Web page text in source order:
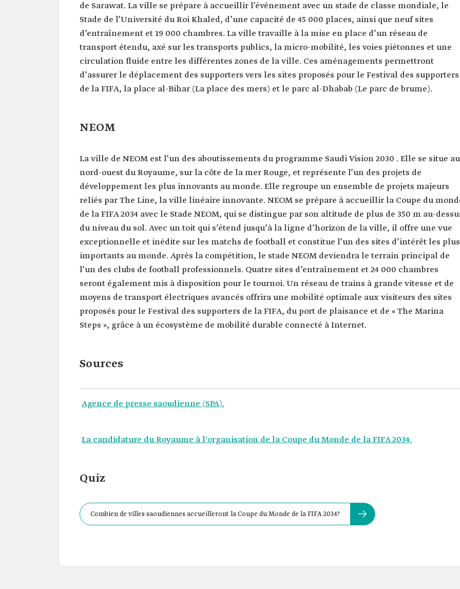
de Sarawat. La ville se prépare à accueillir l’événement avec un stade de classe mondiale, le
Stade de l’Université du Roi Khaled, d’une capacité de 45 000 places, ainsi que neuf sites
d’entraînement et 19 000 chambres. La ville travaille à la mise en place d’un réseau de
transport étendu, axé sur les transports publics, la micro-mobilité, les voies piétonnes et une
circulation fluide entre les différentes zones de la ville. Ces aménagements permettront
d’assurer le déplacement des supporters vers les sites proposés pour le Festival des supporters
de la FIFA, la place al-Bihar (La place des mers) et le parc al-Dhabab (Le parc de brume).
NEOM
La ville de NEOM est l’un des aboutissements du programme Saudi Vision 2030 . Elle se situe au
nord-ouest du Royaume, sur la côte de la mer Rouge, et représente l’un des projets de
développement les plus innovants au monde. Elle regroupe un ensemble de projets majeurs
reliés par The Line, la ville linéaire innovante. NEOM se prépare à accueillir la Coupe du
de la FIFA 2034 avec le Stade NEOM, qui se distingue par son altitude de plus de 350 m au-
du niveau du sol. Avec un toit qui s’étend jusqu’à la ligne d’horizon de la ville, il offre une vue
exceptionnelle et inédite sur les matchs de football et constitue l’un des sites d’intérêt les plus
importants au monde. Après la compétition, le stade NEOM deviendra le terrain principal de
l’un des clubs de football professionnels. Quatre sites d’entraînement et 24 000 chambres
seront également mis à disposition pour le tournoi. Un réseau de trains à grande vitesse et de
moyens de transport électriques avancés offrira une mobilité optimale aux visiteurs des sites
proposés pour le Festival des supporters de la FIFA, du port de plaisance et de « The Marina
Steps », grâce à un écosystème de mobilité durable connecté à Internet.
Sources
Agence de presse saoudienne (SPA).
La candidature du Royaume à l'organisation de la Coupe du Monde de la FIFA 2034.
Quiz
Combien de villes saoudiennes accueilleront la Coupe du Monde de la FIFA 2034?